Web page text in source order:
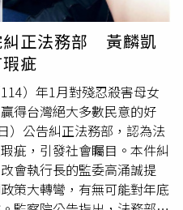
糾正法務部 黃麟凱
疵
）年1月對殘忍殺害母女
得台灣絕大多數民意的好
）公告糾正法務部，認為法
疵，引發社會矚目。本件糾
會執行長的監委高涌誠提
策大轉彎，有無可能對年底